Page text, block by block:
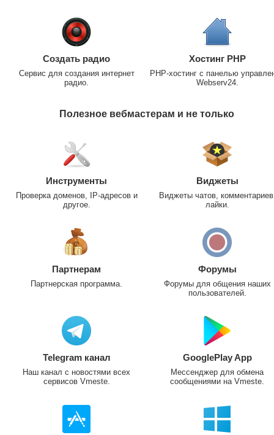
Создать радио
Сервис для создания интернет
радио.
Хостинг PHP
PHP-хостинг с панелью
Webserv24.
Полезное вебмастерам и не только
Инструменты
Проверка доменов, IP-адресов и
другое.
Виджеты
Виджеты чатов,
лайки.
Партнерам
Партнерская программа.
Форумы
Форумы для общения наших
пользователей.
Telegram канал
Наш канал с новостями всех
сервисов Vmeste.
GooglePlay App
Мессенджер для обмена
сообщениями на Vmeste.